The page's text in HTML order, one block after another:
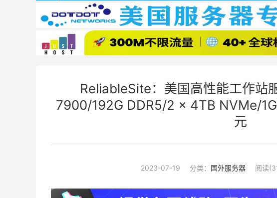
ReliableSite：美国高性能工作站
7900/192G DDR5/2 x 4TB NVMe/
元
2023-07-19 分类： 国外服务器 阅读